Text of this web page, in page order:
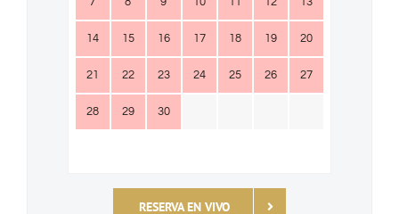
14 15 16 17 18 19 20
21 22 23 24 25 26 27
28 29 30
RESERVA EN VIVO